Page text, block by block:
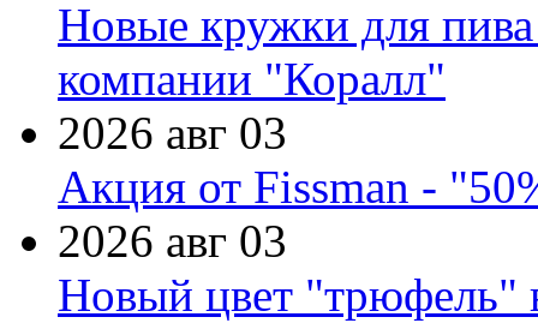
Новые кружки для
компании "Коралл"
2026 авг 03
Акция от Fissman -
2026 авг 03
Новый цвет "трюфель"